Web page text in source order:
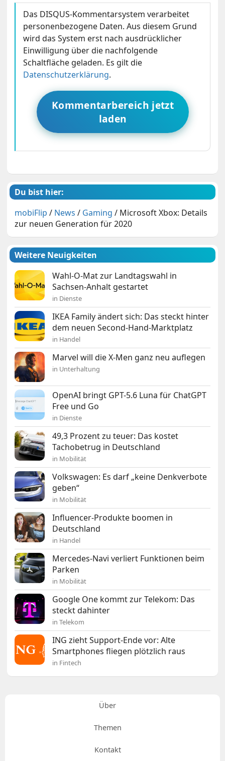
Das DISQUS-Kommentarsystem verarbeitet
personenbezogene Daten. Aus diesem Grund
wird das System erst nach ausdrücklicher
Einwilligung über die nachfolgende
Schaltfläche geladen. Es gilt die
Datenschutzerklärung.
Kommentarbereich jetzt
laden
Du bist hier:
mobiFlip / News / Gaming / Microsoft Xbox: Details
zur neuen Generation für 2020
Weitere Neuigkeiten
Wahl-O-Mat zur Landtagswahl in
Sachsen-Anhalt gestartet
in Dienste
IKEA Family ändert sich: Das steckt hinter
dem neuen Second-Hand-Marktplatz
in Handel
Marvel will die X-Men ganz neu auflegen
in Unterhaltung
OpenAI bringt GPT-5.6 Luna für ChatGPT
Free und Go
in Dienste
49,3 Prozent zu teuer: Das kostet
Tachobetrug in Deutschland
in Mobilität
Volkswagen: Es darf „keine Denkverbote
geben“
in Mobilität
Influencer-Produkte boomen in
Deutschland
in Handel
Mercedes-Navi verliert Funktionen beim
Parken
in Mobilität
Google One kommt zur Telekom: Das
steckt dahinter
in Telekom
ING zieht Support-Ende vor: Alte
Smartphones fliegen plötzlich raus
in Fintech
Über
Themen
Kontakt